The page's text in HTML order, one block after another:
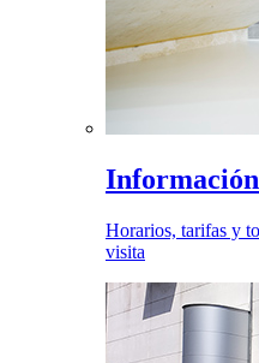
Horarios, tarifas y
visita